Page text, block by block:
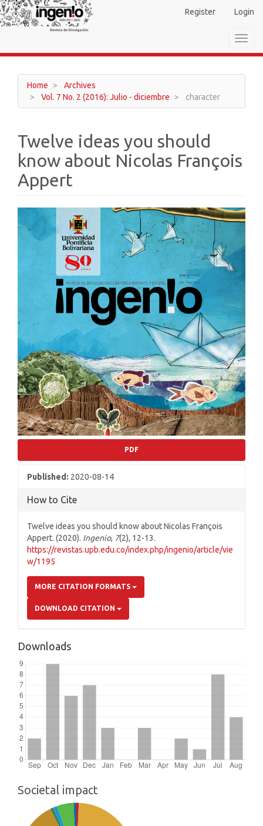
Main
Navigation
Main
Sidebar
Register Login
Home
Archives
Vol. 7 No. 2 (2016): Julio - diciembre
character
Twelve ideas you should
know about Nicolas François
Appert
Article
Sidebar
PDF
Published: 2020-08-14
How to Cite
Twelve ideas you should know about Nicolas François
Appert. (2020). Ingenio, 7(2), 12-13.
https://revistas.upb.edu.co/index.php/ingenio/article/vie
w/1195
MORE CITATION FORMATS
DOWNLOAD CITATION
Downloads
Societal impact